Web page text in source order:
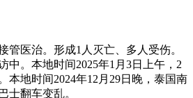
管医治。形成1人灭亡、多人受伤。
中。本地时间2025年1月3日上午，2
本地时间2024年12月29日晚，泰国南
士翻车变乱。